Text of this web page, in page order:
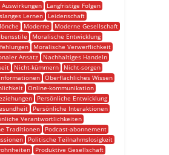
Langfristige Folgen
Lernen
Leidenschaft
Moderne
Moderne Gesellschaft
Moralische Entwicklung
Moralische Verwerflichkeit
Ansatz
Nachhaltiges Handeln
Nicht-kümmern
Nicht-sorgen
Oberflächliches Wissen
Online-kommunikation
Persönliche Entwicklung
Persönliche Interaktionen
Verantwortlichkeiten
Traditionen
Podcast-abonnement
Politische Teilnahmslosigkeit
Produktive Gesellschaft